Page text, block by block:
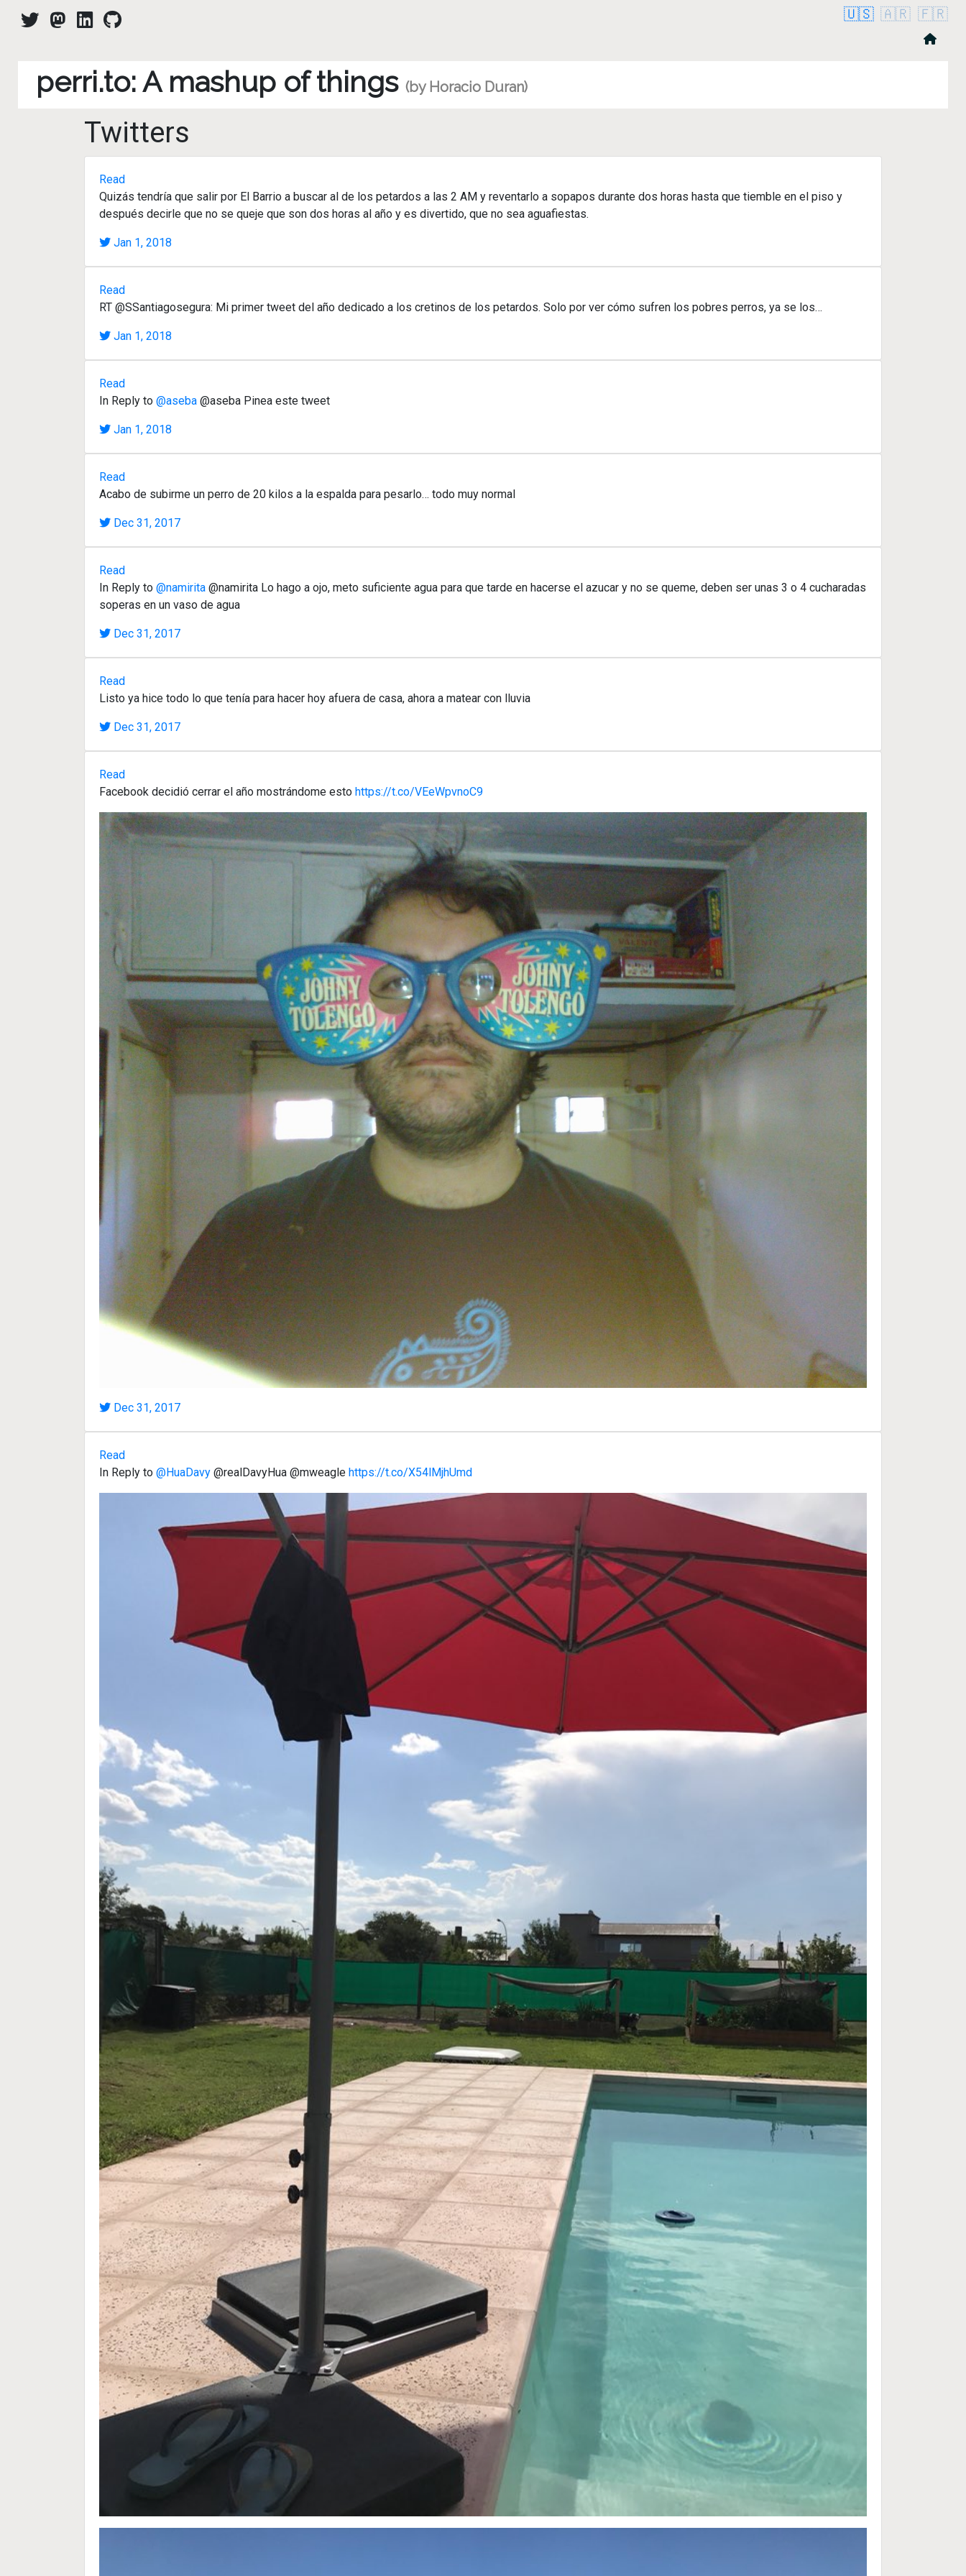
🇺🇸 🇦🇷 🇫🇷
perri.to: A mashup of things (by Horacio Duran)
Twitters
Read
Quizás tendría que salir por El Barrio a buscar al de los petardos a las 2 AM y reventarlo a sopapos durante dos horas hasta que tiemble en el piso y
después decirle que no se queje que son dos horas al año y es divertido, que no sea aguafiestas.
Jan 1, 2018
Read
RT @SSantiagosegura: Mi primer tweet del año dedicado a los cretinos de los petardos. Solo por ver cómo sufren los pobres perros, ya se los…
Jan 1, 2018
Read
In Reply to @aseba @aseba Pinea este tweet
Jan 1, 2018
Read
Acabo de subirme un perro de 20 kilos a la espalda para pesarlo… todo muy normal
Dec 31, 2017
Read
In Reply to @namirita @namirita Lo hago a ojo, meto suficiente agua para que tarde en hacerse el azucar y no se queme, deben ser unas 3 o 4 cucharadas
soperas en un vaso de agua
Dec 31, 2017
Read
Listo ya hice todo lo que tenía para hacer hoy afuera de casa, ahora a matear con lluvia
Dec 31, 2017
Read
Facebook decidió cerrar el año mostrándome esto https://t.co/VEeWpvnoC9
Dec 31, 2017
Read
In Reply to @HuaDavy @realDavyHua @mweagle https://t.co/X54lMjhUmd